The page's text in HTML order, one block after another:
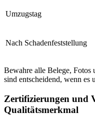
Umzugstag
Nach Schadenfeststellung
Bewahre alle Belege, Fotos
sind entscheidend, wenn es
Zertifizierungen und
Qualitätsmerkmal